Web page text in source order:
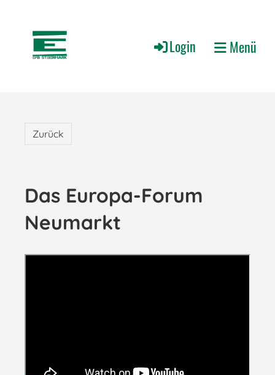
Login Menü
Zurück
Das Europa-Forum
Neumarkt